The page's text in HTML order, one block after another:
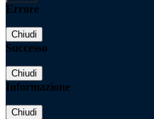
Errore
Chiudi
Successo
Chiudi
Informazione
Chiudi